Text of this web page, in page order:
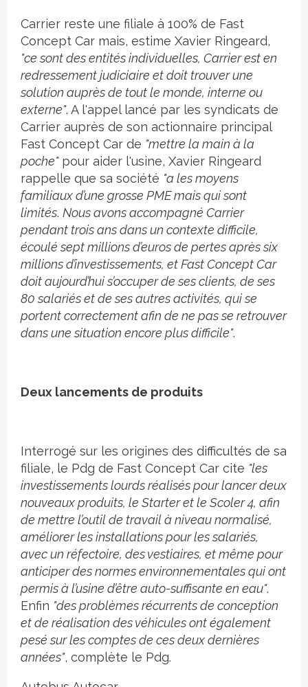
Carrier reste une filiale à 100% de Fast
Concept Car mais, estime Xavier Ringeard,
"ce sont des entités individuelles, Carrier est en
redressement judiciaire et doit trouver une
solution auprès de tout le monde, interne ou
externe". A l'appel lancé par les syndicats de
Carrier auprès de son actionnaire principal
Fast Concept Car de "mettre la main à la
poche"pour aider l'usine, Xavier Ringeard
rappelle que sa société "a les moyens
familiaux d’une grosse PME mais qui sont
limités. Nous avons accompagné Carrier
pendant trois ans dans un contexte difficile,
écoulé sept millions d’euros de pertes après six
millions d’investissements, et Fast Concept Car
doit aujourd’hui s’occuper de ses clients, de ses
80 salariés et de ses autres activités, qui se
portent correctement afin de ne pas se retrouver
dans une situation encore plus difficile".
Deux lancements de produits
Interrogé sur les origines des difficultés de sa
filiale, le Pdg de Fast Concept Car cite "les
investissements lourds réalisés pour lancer deux
nouveaux produits, le Starter et le Scoler 4, afin
de mettre l’outil de travail à niveau normalisé,
améliorer les installations pour les salariés,
avec un réfectoire, des vestiaires, et même pour
anticiper des normes environnementales qui ont
permis à l’usine d’être auto-suffisante en eau".
Enfin "des problèmes récurrents de conception
et de réalisation des véhicules ont également
pesé sur les comptes de ces deux dernières
années", complète le Pdg.